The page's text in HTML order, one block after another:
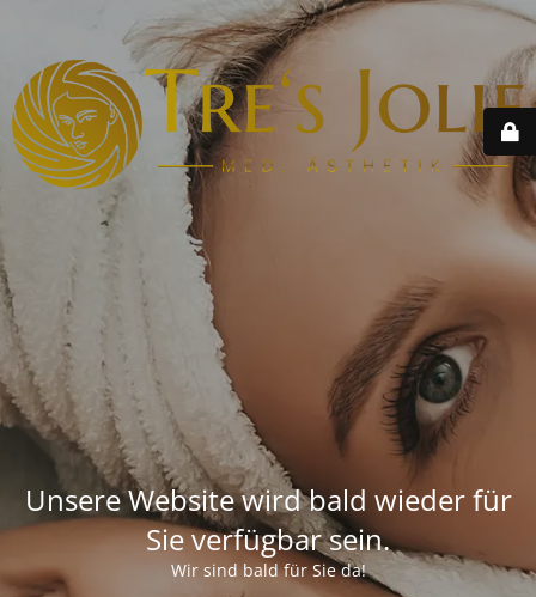
Unsere Website wird bald wieder für
Sie verfügbar sein.
Wir sind bald für Sie da!